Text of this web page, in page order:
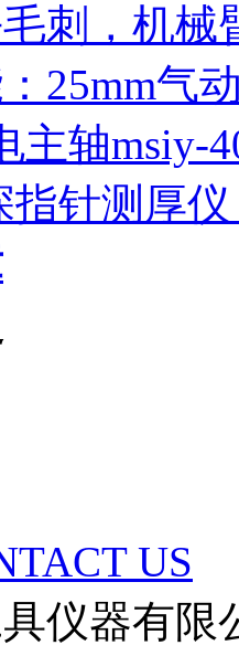
刺，机械
25mm气
主轴msiy-
指针测厚
US
仪器有限